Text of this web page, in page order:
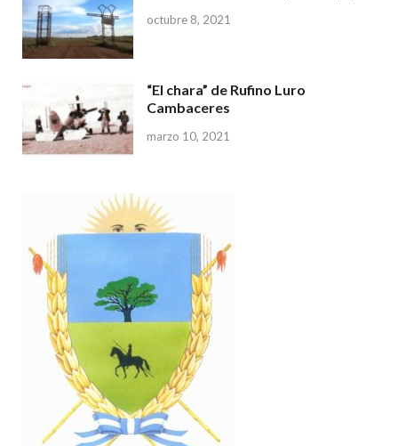
octubre 8, 2021
“El chara” de Rufino Luro
Cambaceres
marzo 10, 2021